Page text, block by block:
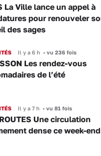
La Ville lance un appel à
pour renouveler
des sages
Il y a 6 h •vu 236 fois
Les rendez-vous
de l’été
Il y a 7 h •vu 81 fois
Une circulation
dense ce week-end